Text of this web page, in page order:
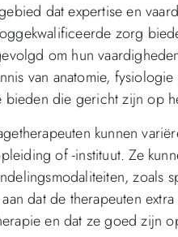
dat expertise en
zorg
om hun
van anatomie,
die gericht zijn op
kunnen
of -instituut. Ze
zoals
dat de therapeuten
en dat ze goed zijn